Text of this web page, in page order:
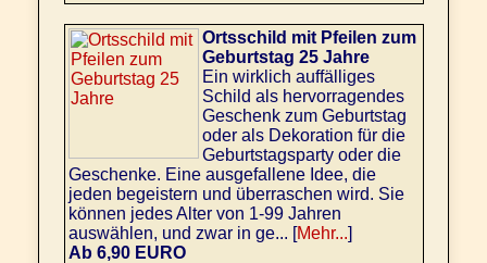
Ortsschild mit Pfeilen zum
Geburtstag 25 Jahre
Ein wirklich auffälliges
Schild als hervorragendes
Geschenk zum Geburtstag
oder als Dekoration für die
Geburtstagsparty oder die
Geschenke. Eine ausgefallene Idee, die
jeden begeistern und überraschen wird. Sie
können jedes Alter von 1-99 Jahren
auswählen, und zwar in ge... [Mehr...]
Ab 6,90 EURO